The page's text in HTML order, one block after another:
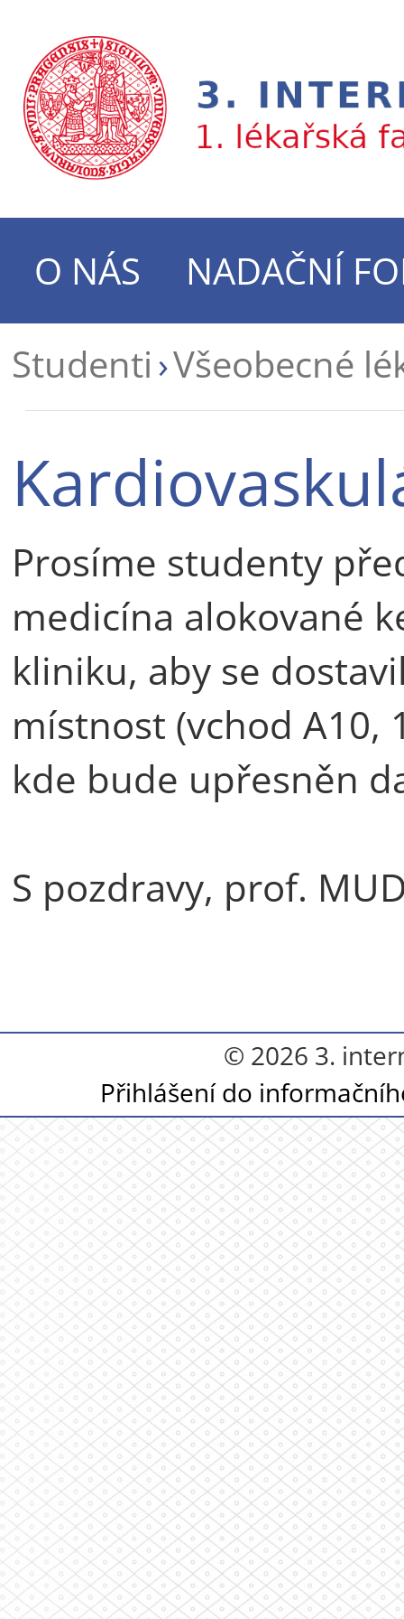
O NÁS
NADAČNÍ
Studenti Všeobecné
Prosíme studenty
medicína alokované
kliniku, aby se
místnost (vchod A10,
kde bude upřesněn
S pozdravy, prof.
© 2026 3.
Přihlášení do